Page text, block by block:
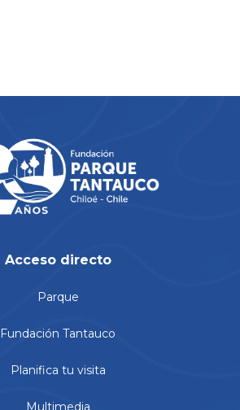
Acceso directo
Parque
Fundación Tantauco
Planifica tu visita
Multimedia